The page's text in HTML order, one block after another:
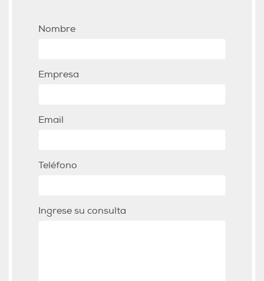
Nombre
Empresa
Email
Teléfono
Ingrese su consulta